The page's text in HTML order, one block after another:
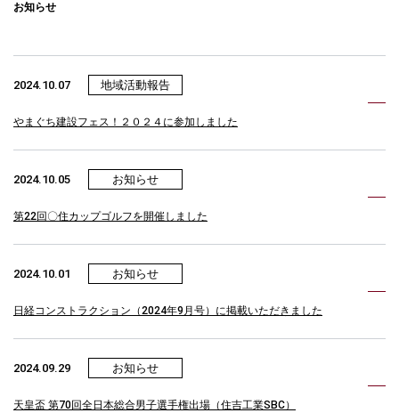
お知らせ
2024.10.07 地域活動報告
やまぐち建設フェス！２０２４に参加しました
2024.10.05 お知らせ
第22回〇住カップゴルフを開催しました
2024.10.01 お知らせ
日経コンストラクション（2024年9月号）に掲載いただきました
2024.09.29 お知らせ
天皇盃 第70回全日本総合男子選手権出場（住吉工業SBC）